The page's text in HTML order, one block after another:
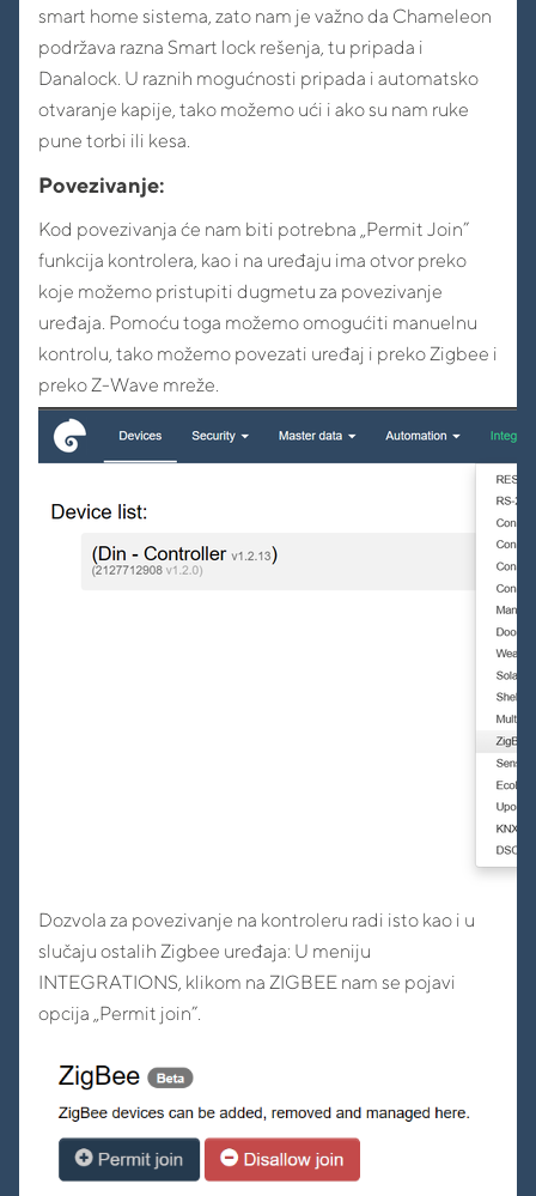
smart home sistema, zato nam je važno da Chameleon
podržava razna Smart lock rešenja, tu pripada i
Danalock. U raznih mogućnosti pripada i automatsko
otvaranje kapije, tako možemo ući i ako su nam ruke
pune torbi ili kesa.
Povezivanje:
Kod povezivanja će nam biti potrebna „Permit Join”
funkcija kontrolera, kao i na uređaju ima otvor preko
koje možemo pristupiti dugmetu za povezivanje
uređaja. Pomoću toga možemo omogućiti manuelnu
kontrolu, tako možemo povezati uređaj i preko Zigbee i
preko Z-Wave mreže.
Dozvola za povezivanje na kontroleru radi isto kao i u
slučaju ostalih Zigbee uređaja: U meniju
INTEGRATIONS, klikom na ZIGBEE nam se pojavi
opcija „Permit join”.